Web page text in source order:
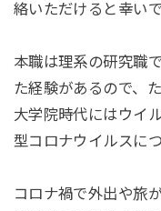
絡いただけると幸いで
本職は理系の研究職
た経験があるので、
大学院時代にはウイ
型コロナウイルスに
コロナ禍で外出や旅